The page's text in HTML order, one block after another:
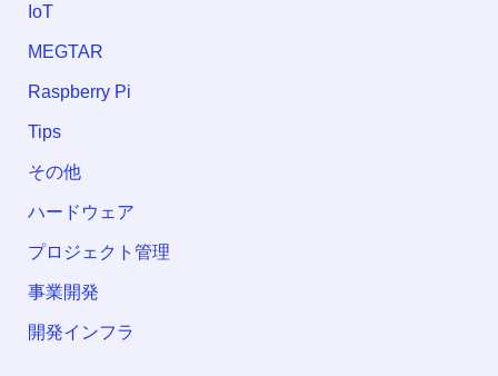
IoT
MEGTAR
Raspberry Pi
Tips
その他
ハードウェア
プロジェクト管理
事業開発
開発インフラ